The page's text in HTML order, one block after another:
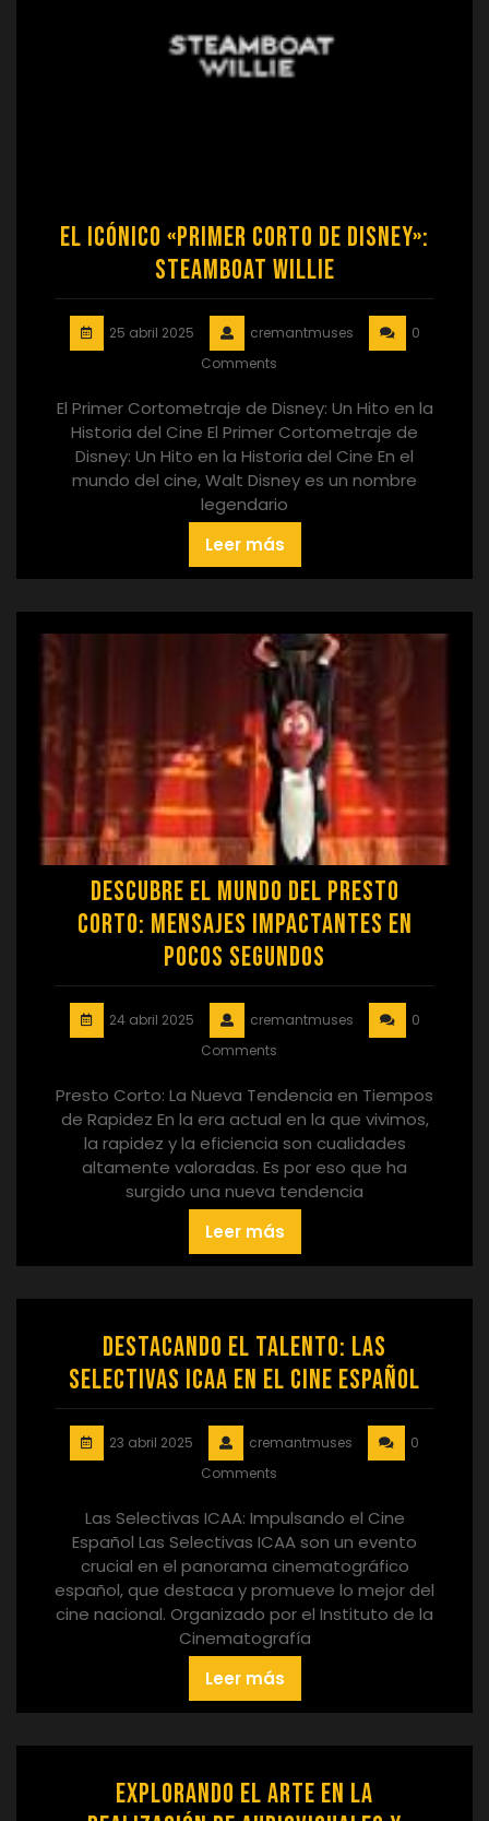
El icónico «Primer Corto de Disney»:
Steamboat Willie
25 abril 2025 cremantmuses
0
Comments
El Primer Cortometraje de Disney: Un Hito en la
Historia del Cine El Primer Cortometraje de
Disney: Un Hito en la Historia del Cine En el
mundo del cine, Walt Disney es un nombre
legendario
Leer más
Descubre el Mundo del Presto
Corto: Mensajes Impactantes en
Pocos Segundos
24 abril 2025 cremantmuses
0
Comments
Presto Corto: La Nueva Tendencia en Tiempos
de Rapidez En la era actual en la que vivimos,
la rapidez y la eficiencia son cualidades
altamente valoradas. Es por eso que ha
surgido una nueva tendencia
Leer más
Destacando el Talento: Las
Selectivas ICAA en el Cine Español
23 abril 2025 cremantmuses
0
Comments
Las Selectivas ICAA: Impulsando el Cine
Español Las Selectivas ICAA son un evento
crucial en el panorama cinematográfico
español, que destaca y promueve lo mejor del
cine nacional. Organizado por el Instituto de la
Cinematografía
Leer más
Explorando el Arte en la